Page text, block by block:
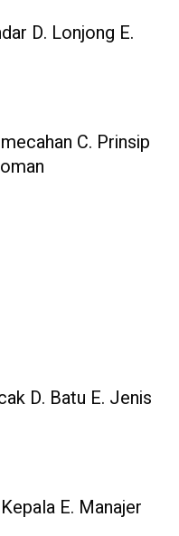
D. Lonjong E.
C. Prinsip
D. Batu E. Jenis
E. Manajer